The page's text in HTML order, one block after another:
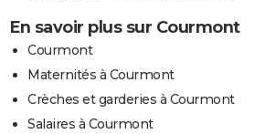
En savoir plus sur Courmont
Courmont
Maternités à Courmont
Crèches et garderies à Courmont
Salaires à Courmont